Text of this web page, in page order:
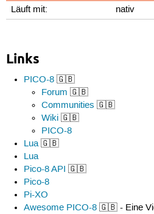
Läuft mit: nativ
Links
PICO-8 🇬🇧
Forum 🇬🇧
Communities 🇬🇧
Wiki 🇬🇧
PICO-8
Lua🇬🇧
Lua
Pico-8 API 🇬🇧
Pico-8
Pi-XO
Awesome PICO-8 🇬🇧 - Eine